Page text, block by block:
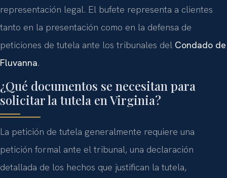
representación legal. El bufete representa a clientes
tanto en la presentación como en la defensa de
peticiones de tutela ante los tribunales del Condado de
Fluvanna.
¿Qué documentos se necesitan para
solicitar la tutela en Virginia?
La petición de tutela generalmente requiere una
petición formal ante el tribunal, una declaración
detallada de los hechos que justifican la tutela,